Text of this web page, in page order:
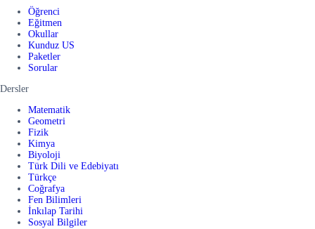
Öğrenci
Eğitmen
Okullar
Kunduz US
Paketler
Sorular
Dersler
Matematik
Geometri
Fizik
Kimya
Biyoloji
Türk Dili ve Edebiyatı
Türkçe
Coğrafya
Fen Bilimleri
İnkılap Tarihi
Sosyal Bilgiler